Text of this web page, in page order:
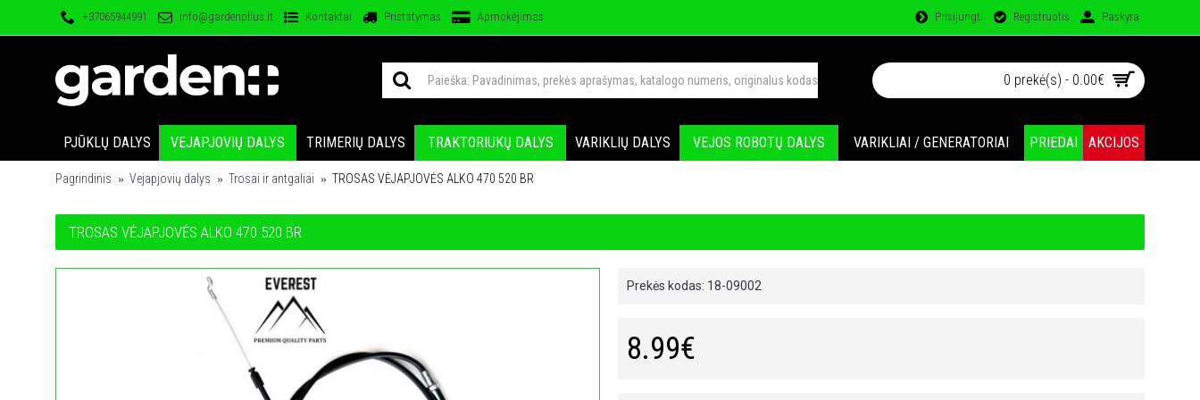
+37065944991 info@gardenplius.lt Kontaktai Pristatymas Apmokėjimas Prisijungti Registruotis Paskyra
0 prekė(s) - 0.00€
PJŪKLŲ DALYS VEJAPJOVIŲ DALYS TRIMERIŲ DALYS TRAKTORIUKŲ DALYS VARIKLIŲ DALYS VEJOS ROBOTŲ DALYS VARIKLIAI / GENERATORIAI PRIEDAI AKCIJOS
Pagrindinis Vejapjovių dalys Trosai ir antgaliai TROSAS VĖJAPJOVĖS ALKO 470 520 BR
TROSAS VĖJAPJOVĖS ALKO 470 520 BR
Prekės kodas: 18-09002
8.99€